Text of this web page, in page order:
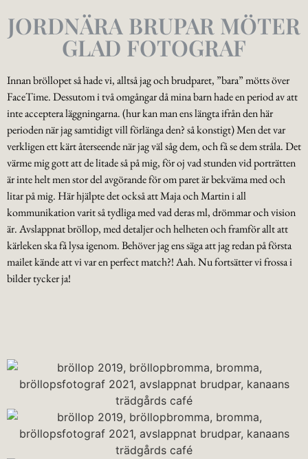
JORDNÄRA BRUPAR MÖTER
GLAD FOTOGRAF
Innan bröllopet så hade vi, alltså jag och brudparet, ”bara” mötts över
FaceTime. Dessutom i två omgångar då mina barn hade en period av att
inte acceptera läggningarna. (hur kan man ens längta ifrån den här
perioden när jag samtidigt vill förlänga den? så konstigt) Men det var
verkligen ett kärt återseende när jag väl såg dem, och få se dem stråla. Det
värme mig gott att de litade så på mig, för oj vad stunden vid porträtten
är inte helt men stor del avgörande för om paret är bekväma med och
litar på mig. Här hjälpte det också att Maja och Martin i all
kommunikation varit så tydliga med vad deras ml, drömmar och vision
är. Avslappnat bröllop, med detaljer och helheten och framför allt att
kärleken ska få lysa igenom. Behöver jag ens säga att jag redan på första
mailet kände att vi var en perfect match?! Aah. Nu fortsätter vi frossa i
bilder tycker ja!